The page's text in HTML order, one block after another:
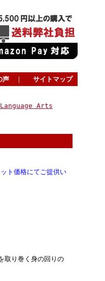
声 ｜ サイトマップ
Language Arts
ト価格にてご提供い
取り巻く身の回りの